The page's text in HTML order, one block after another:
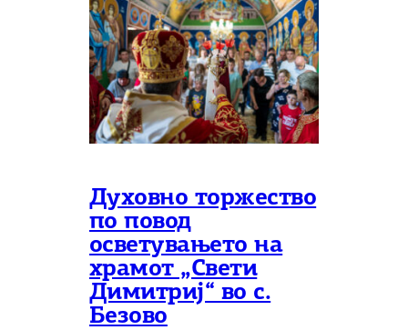
Духовно торжество
по повод
осветувањето на
храмот „Свети
Димитриј“ во с.
Безово